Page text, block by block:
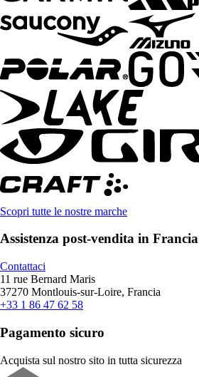
Scopri tutte le nostre marche
Assistenza post-vendita in Francia
Contattaci
11 rue Bernard Maris
37270 Montlouis-sur-Loire, Francia
+33 1 86 47 62 58
Pagamento sicuro
Acquista sul nostro sito in tutta sicurezza